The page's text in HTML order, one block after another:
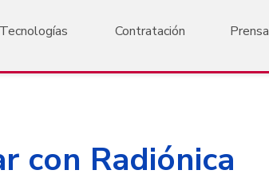
Tecnologías Contratación Prensa
con Radiónica